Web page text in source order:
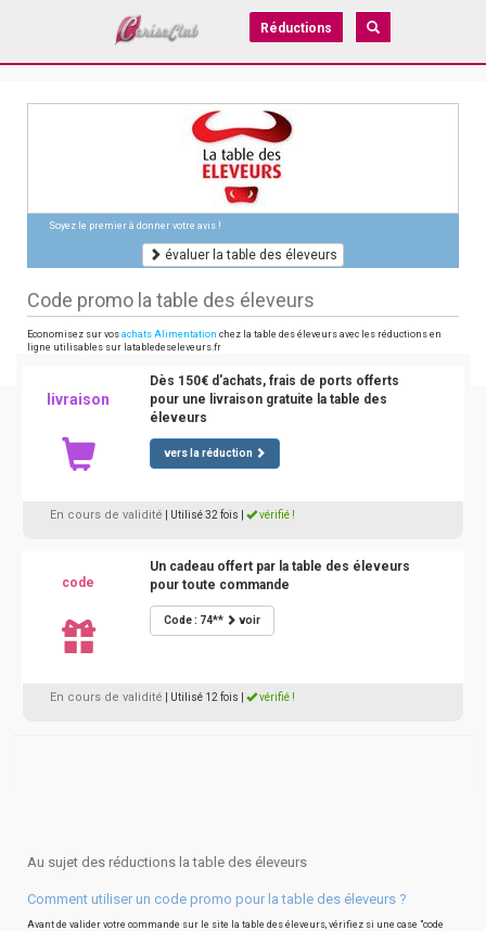
Réductions
Soyez le premier à donner votre avis !
évaluer la table des éleveurs
Code promo la table des éleveurs
Economisez sur vos achats Alimentation chez la table des éleveurs avec les réductions en
ligne utilisables sur latabledeseleveurs.fr
livraison
Dès 150€ d'achats, frais de ports offerts
pour une livraison gratuite la table des
éleveurs
vers la réduction
En cours de validité | Utilisé 32 fois vérifié !
code
Un cadeau offert par la table des éleveurs
pour toute commande
Code : 74** voir
En cours de validité | Utilisé 12 fois vérifié !
Au sujet des réductions la table des éleveurs
Comment utiliser un code promo pour la table des éleveurs ?
Avant de valider votre commande sur le site la table des éleveurs, vérifiez si une case "code